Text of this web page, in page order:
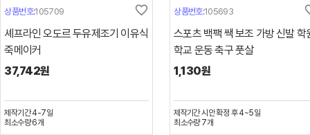
상품번호:105709 favorite_border
셰프라인 오도르 두유제조기 이유식
죽메이커
37,742원
제작기간4-7일
최소수량6개
상품번호:105693
스포츠 백팩 쌕 보조 가방 신발 학
학교 운동 축구 풋살
1,130원
제작기간시안 확정 후 4~5일
최소수량7개